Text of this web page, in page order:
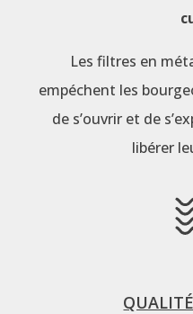
Les filtres en
empéchent les
de s’ouvrir et de
libérer